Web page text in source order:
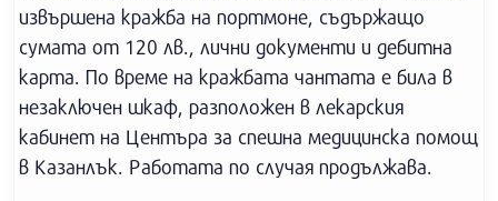
извършена кражба на портмоне, съдържащо
сумата от 120 лв., лични документи и дебитна
карта. По време на кражбата чантата е била в
незаключен шкаф, разположен в лекарския
кабинет на Центъра за спешна медицинска помощ
в Казанлък. Работата по случая продължава.